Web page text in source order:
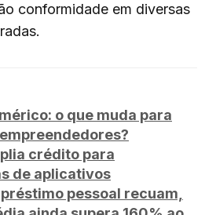
conformidade em diversas
o que muda para
crédito para
de aplicativos
pessoal recuam,